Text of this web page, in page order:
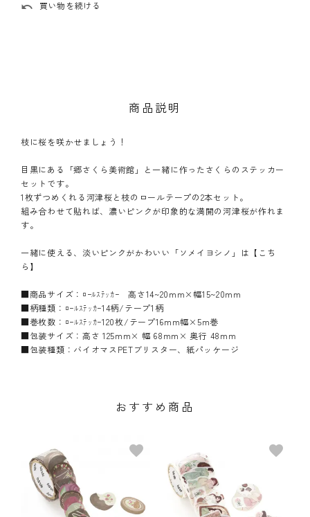
undo 買い物を続ける
商品説明
枝に桜を咲かせましょう！
目黒にある「郷さくら美術館」と一緒に作ったさくらのステッカー
セットです。
1枚ずつめくれる河津桜と枝のロールテープの2本セット。
組み合わせて貼れば、濃いピンクが印象的な満開の河津桜が作れま
す。
一緒に使える、淡いピンクがかわいい「ソメイヨシノ」は 【こち
ら】
■商品サイズ：ﾛｰﾙｽﾃｯｶｰ 高さ14~20mm×幅15~20mm
■柄種類：ﾛｰﾙｽﾃｯｶｰ14柄/テープ1柄
■巻枚数：ﾛｰﾙｽﾃｯｶｰ120枚/テープ16mm幅×5m巻
■包装サイズ：高さ 125mm× 幅 68mm× 奥行 48mm
■包装種類：バイオマスPETブリスター、紙パッケージ
おすすめ商品
favorite favorite